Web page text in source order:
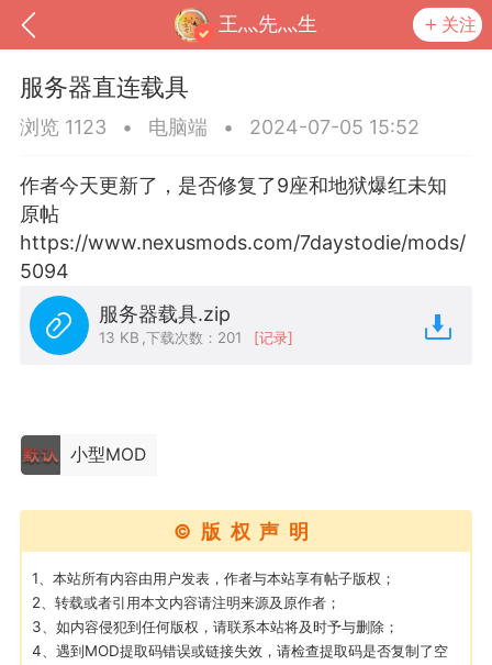
王灬先灬生 关注
我的钱包
MOD下载
大人
Lv.8
02-10 15:45
电脑端 其他&工具
卖挂
禁止发布联机可用的作弊模组，
单机辅助引流私下售卖服务器外挂！
服务器直连载具
浏览 1123 • 电脑端 • 2024-07-05 15:52
作者今天更新了，是否修复了9座和地狱爆红未知
原帖
https://www.nexusmods.com/7daystodie/mods/
5094
服务器载具.zip
13 KB ,下载次数：201 [记录]
小型MOD
©版权声明
1、本站所有内容由用户发表，作者与本站享有帖子版权；
2、转载或者引用本文内容请注明来源及原作者；
3、如内容侵犯到任何版权，请联系本站将及时予与删除；
4、遇到MOD提取码错误或链接失效，请检查提取码是否复制了空